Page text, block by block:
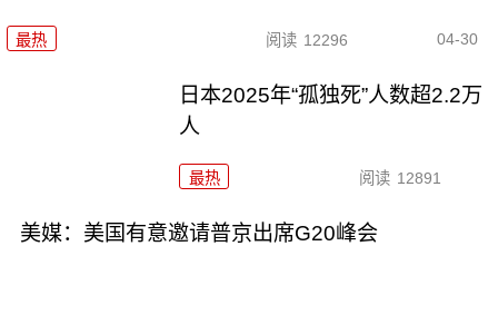
最热 阅读 12296 04-30
日本2025年“孤独死”人数超2.2万
人
最热 阅读 12891
美媒：美国有意邀请普京出席G20峰会